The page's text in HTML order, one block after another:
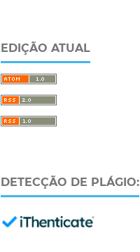
EDIÇÃO ATUAL
DETECÇÃO DE PLÁGIO: